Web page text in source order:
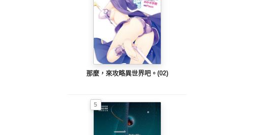
那麼，來攻略異世界吧。(02)
5